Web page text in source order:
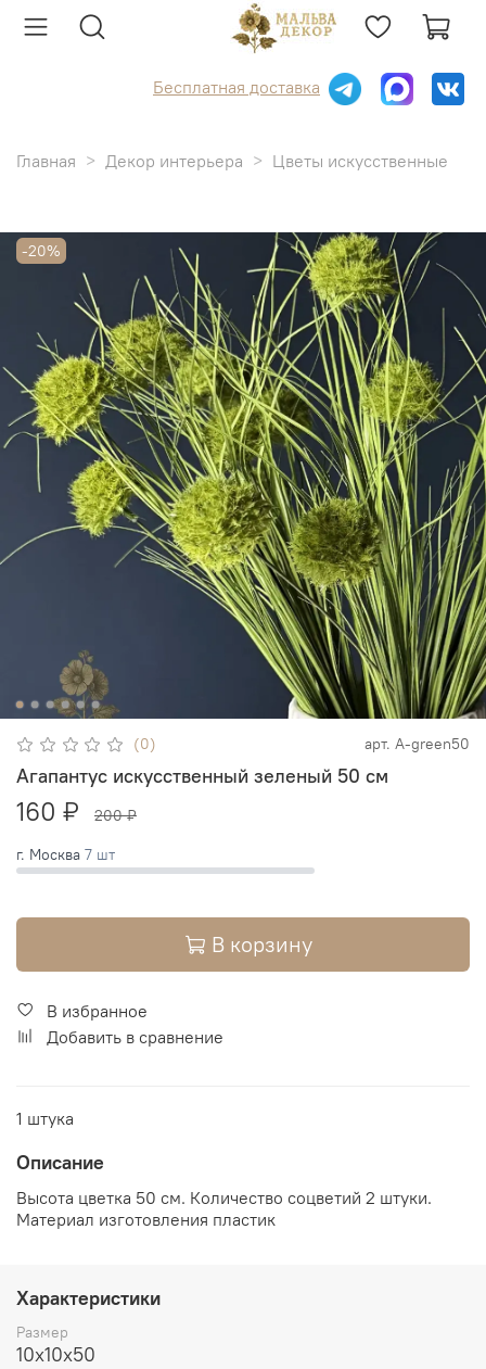
Бесплатная доставка
Главная Декор интерьера Цветы искусственные
-20%
(0) арт. А-green50
Агапантус искусственный зеленый 50 см
160 ₽
200 ₽
г. Москва 7 шт
В корзину
В избранное
Добавить в сравнение
1 штука
Описание
Высота цветка 50 см. Количество соцветий 2 штуки.
Материал изготовления пластик
Характеристики
Размер
10х10х50